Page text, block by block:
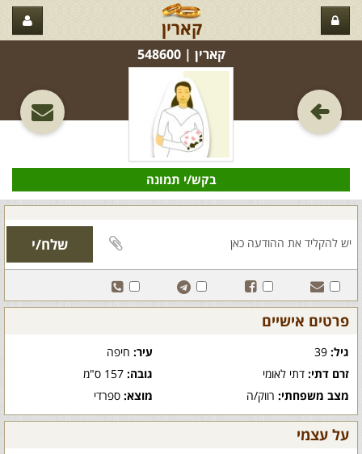
קארין
קארין‏ | 548600
בקש/י תמונה
פרטים אישיים
גיל: עיר:חיפה
זרם דתי: דתי לאומי גובה:157 ס"מ
מצב משפחתי: רווק/ה מוצא:ספרדי
על עצמי